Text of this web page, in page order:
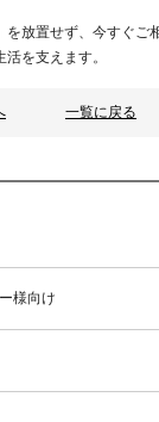
を放置せず、今すぐご
を支えます。
一覧に戻る
様向け